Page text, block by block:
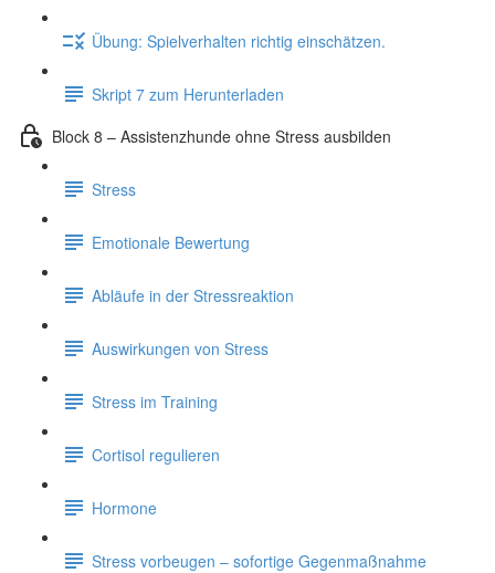
Übung: Spielverhalten richtig einschätzen.
Skript 7 zum Herunterladen
Block 8 – Assistenzhunde ohne Stress ausbilden
Stress
Emotionale Bewertung
Abläufe in der Stressreaktion
Auswirkungen von Stress
Stress im Training
Cortisol regulieren
Hormone
Stress vorbeugen – sofortige Gegenmaßnahme